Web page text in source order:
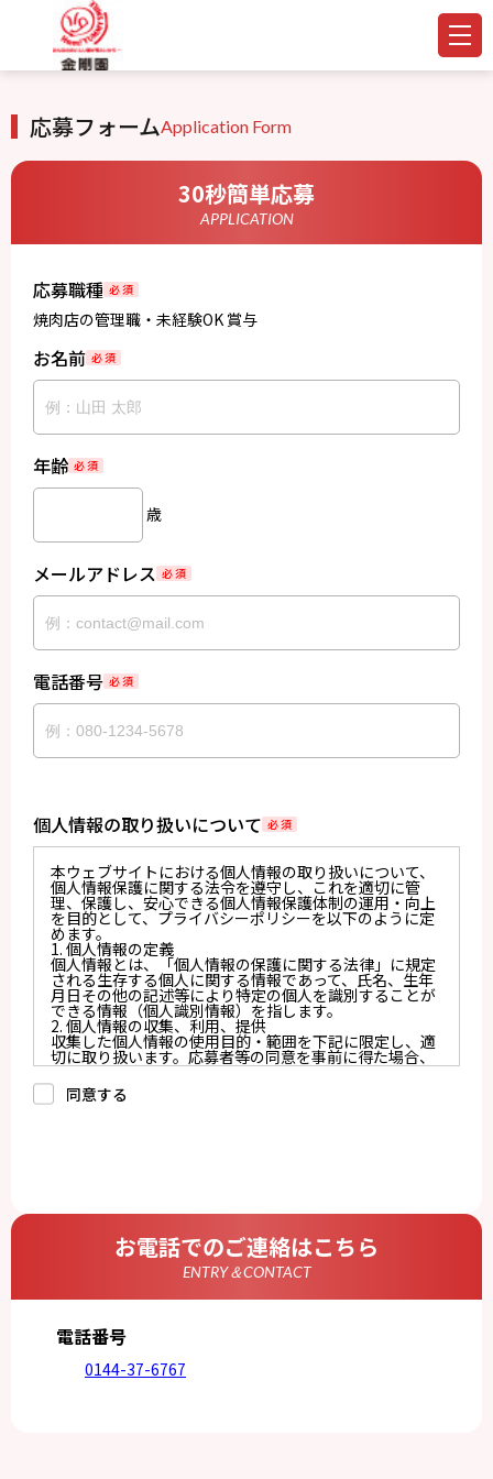
応募フォームApplication Form
30秒簡単応募
APPLICATION
応募職種 必 須
焼肉店の管理職・未経験OK 賞与
お名前 必 須
年齢 必 須
歳
メールアドレス 必 須
電話番号 必 須
個人情報の取り扱いについて 必 須
本ウェブサイトにおける個人情報の取り扱いについて、
個人情報保護に関する法令を遵守し、これを適切に管
理、保護し、安心できる個人情報保護体制の運用・向上
を目的として、プライバシーポリシーを以下のように定
めます。
1. 個人情報の定義
個人情報とは、「個人情報の保護に関する法律」に規定
される生存する個人に関する情報であって、氏名、生年
月日その他の記述等により特定の個人を識別することが
できる情報（個人識別情報）を指します。
2. 個人情報の収集、利用、提供
収集した個人情報の使用目的・範囲を下記に限定し、適
切に取り扱います。応募者等の同意を事前に得た場合、
又は法令により許された場合を除き、個人情報を第三者
に提供しません。
a.応募者等からのお問い合わせに対応・管理するため
な期間、妥当な範囲内でこれに応じます。
応募者等の個人情報の取得、利用その他一切の取り扱い
について、個人情報の保護に関する法律、その他の関連
法令、及び本プライバシーポリシーを遵守します。
応募者等の個人情報を正確かつ最新の内容に保つよう努
及び毀損から保護するため、必要な安全管理措置を講じ
ます。
6. Cookieについて
本ウェブサイトでは、一部のコンテンツにおいてCookie
同意する
お電話でのご連絡はこちら
ENTRY＆CONTACT
電話番号
0144-37-6767